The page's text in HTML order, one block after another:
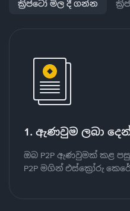
ක්‍රිප්ටෝ මිල දී ගන්න
1. ඇණවුම ලබා
ඔබ P2P ඇණවුමක් කළ
P2P මගින් එස්ක්‍රෝරු